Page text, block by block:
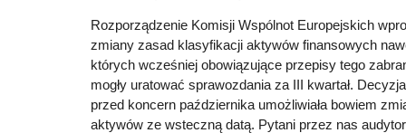
Rozporządzenie Komisji Wspólnot Europejskich
zmiany zasad klasyfikacji aktywów finansowych
których wcześniej obowiązujące przepisy tego
mogły uratować sprawozdania za III kwartał.
przed koncern października umożliwiała bowiem
aktywów ze wsteczną datą. Pytani przez nas